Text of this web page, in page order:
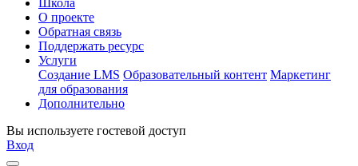
Школа
О проекте
Обратная связь
Поддержать ресурс
Услуги
Создание LMS Образовательный контент Маркетинг
для образования
Дополнительно
Вы используете гостевой доступ
Вход